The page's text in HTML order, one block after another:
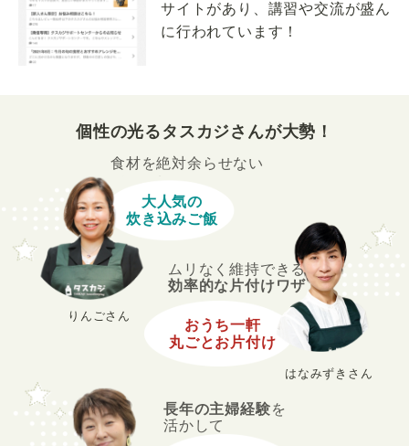
サイトがあり、講習や交流が盛ん
に行われています！
個性の光るタスカジさんが大勢！
長年の主婦経験を
活かして
りんごさん
食材を絶対余らせない
大人気の
炊き込みご飯
はなみずきさん
ムリなく維持できる
効率的な片付けワザ
おうち一軒
丸ごとお片付け